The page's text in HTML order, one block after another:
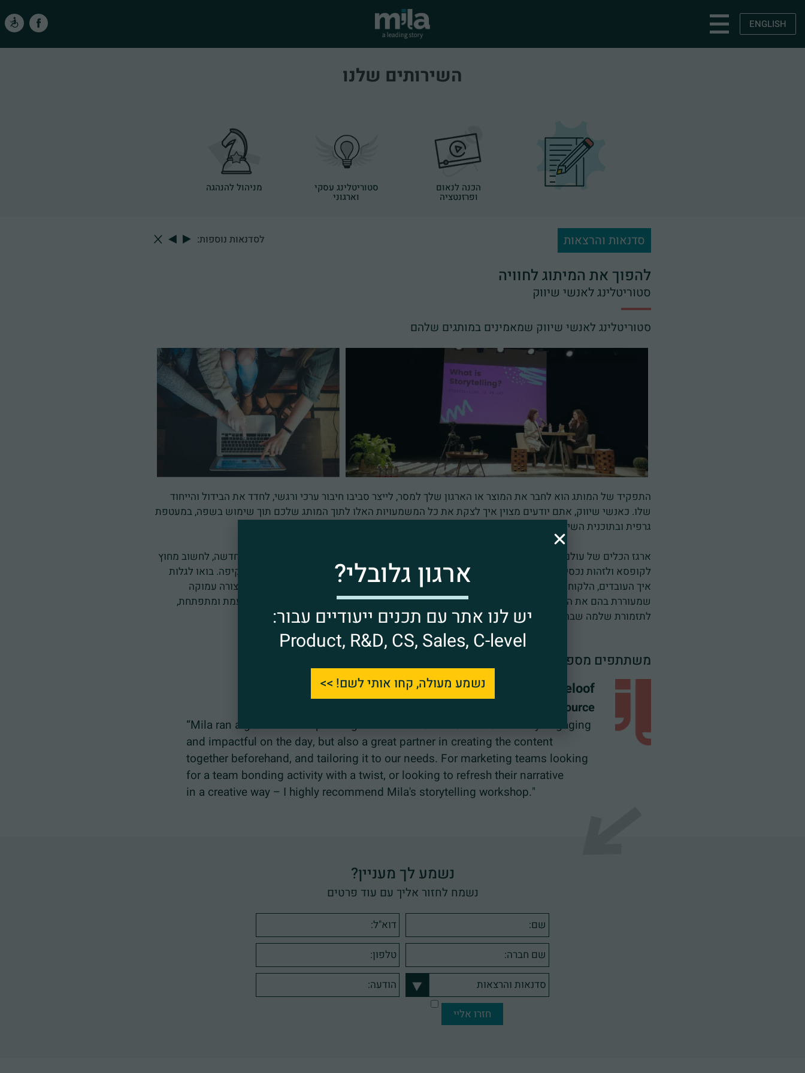
ENGLISH
השירותים שלנו
הכנה לנאום
ופרזנטציה
סטוריטלינג עסקי
וארגוני
מניהול להנהגה
סדנאות והרצאות לסדנאות נוספות:
להפוך את המיתוג לחוויה
סטוריטלינג לאנשי שיווק
סטוריטלינג לאנשי שיווק שמאמינים במותגים שלהם
התפקיד של המותג הוא לחבר את המוצר או הארגון שלך למסר, לייצר סביבו חיבור ערכי ורגשי, לחדד את הבידול והייחוד
שלו. כאנשי שיווק, אתם יודעים מצוין איך לצקת את כל המשמעויות האלו לתוך המותג שלכם תוך שימוש בשפה, במעטפת
גרפית ובתוכנית השיווק האסטרטגית שלכם ומימושה בנכסים העומדים לרשותכם.
ארגז הכלים של עולם הסטוריטלינג, מאפשר לכם להתבונן באסטרטגיה השיווקית שלכם מנקודת מבט חדשה, לחשוב מחוץ
לקופסא ולזהות נכסים ומוקדים נוספים דרכם תוכלו להמחיש את סיפור המותג שלכם ליצירת חוויה מקיפה. בואו לגלות
איך העובדים, הלקוחות, המנהלים והמשקיעים במוצר או בארגון שלכם יכולים להתחבר מחדש למותג בצורה עמוקה
שמעוררת בהם את הרצון לרוץ לספר לחבר'ה. בואו להפוך את המותג שלכם לדרך חיים, ליצירה חיה, פועמת ומתפתחת,
לתזמורת שלמה שבה אתם המנצחים.
משתתפים מספרים
Melissa Zeloof
VP Marketing - ironSource
“Mila ran a great workshop during our team offsite – she was not only engaging
and impactful on the day, but also a great partner in creating the content
together beforehand, and tailoring it to our needs. For marketing teams looking
for a team bonding activity with a twist, or looking to refresh their narrative
in a creative way – I highly recommend Mila's storytelling workshop."
נשמע לך מעניין?
נשמח לחזור אליך עם עוד פרטים
ארגון גלובלי?
יש לנו אתר עם תכנים ייעודיים עבור:
Product, R&D, CS, Sales, C-level
נשמע מעולה, קחו אותי לשם! >>